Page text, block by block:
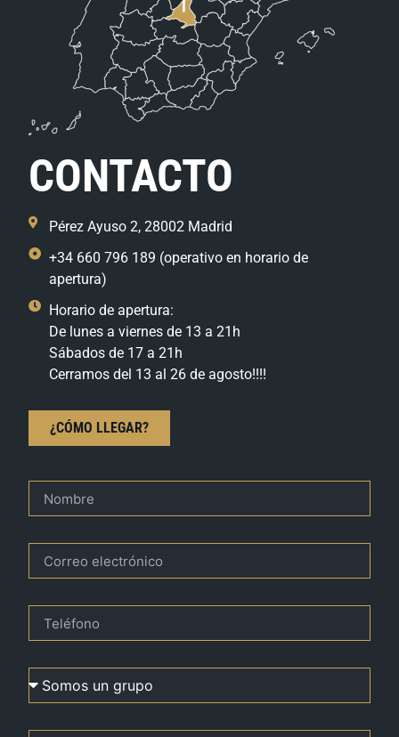
CONTACTO
Pérez Ayuso 2, 28002 Madrid
+34 660 796 189 (operativo en horario de
apertura)
Horario de apertura:
De lunes a viernes de 13 a 21h
Sábados de 17 a 21h
Cerramos del 13 al 26 de agosto!!!!
¿CÓMO LLEGAR?